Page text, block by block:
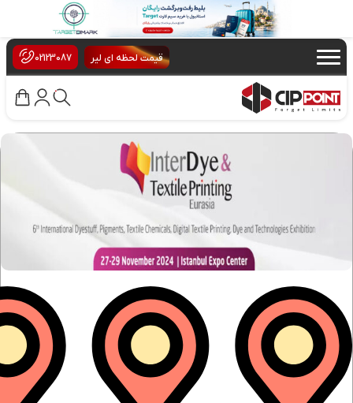
قیمت لحظه ای لیر 02123087